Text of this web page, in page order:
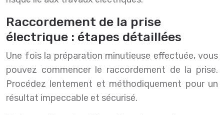
Raccordement de la prise
électrique : étapes détaillées
Une fois la préparation minutieuse effectuée, vous
pouvez commencer le raccordement de la prise.
Procédez lentement et méthodiquement pour un
résultat impeccable et sécurisé.